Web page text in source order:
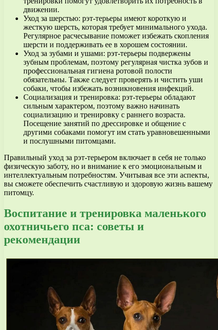
движении.
Уход за шерстью: рэт-терьеры имеют короткую и
жесткую шерсть, которая требует минимального ухода.
Регулярное расчесывание поможет избежать скопления
шерсти и поддерживать ее в хорошем состоянии.
Уход за зубами и ушами: рэт-терьеры подвержены
зубным проблемам, поэтому регулярная чистка зубов и
профессиональная гигиена ротовой полости
обязательны. Также следует проверять и чистить уши
собаки, чтобы избежать возникновения инфекций.
Социализация и тренировка: рэт-терьеры обладают
сильным характером, поэтому важно начинать
социализацию и тренировку с раннего возраста.
Посещение занятий по дрессировке и общение с
другими собаками помогут им стать уравновешенными
и послушными питомцами.
Правильный уход за рэт-терьером включает в себя не только
физическую заботу, но и внимание к его эмоциональным и
интеллектуальным потребностям. Учитывая все эти аспекты,
вы сможете обеспечить счастливую и здоровую жизнь вашему
питомцу.
Воспитание и тренировка маленького
охотничьего пса: советы и
рекомендации